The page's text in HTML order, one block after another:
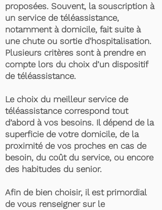
proposées. Souvent, la souscription à
un service de téléassistance,
notamment à domicile, fait suite à
une chute ou sortie d'hospitalisation.
Plusieurs critères sont à prendre en
compte lors du choix d’un dispositif
de téléassistance.
Le choix du meilleur service de
téléassistance correspond tout
d’abord à vos besoins. Il dépend de la
superficie de votre domicile, de la
proximité de vos proches en cas de
besoin, du coût du service, ou encore
des habitudes du senior.
Afin de bien choisir, il est primordial
de vous renseigner sur le